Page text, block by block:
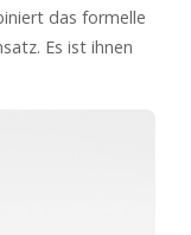
das formelle
Es ist ihnen